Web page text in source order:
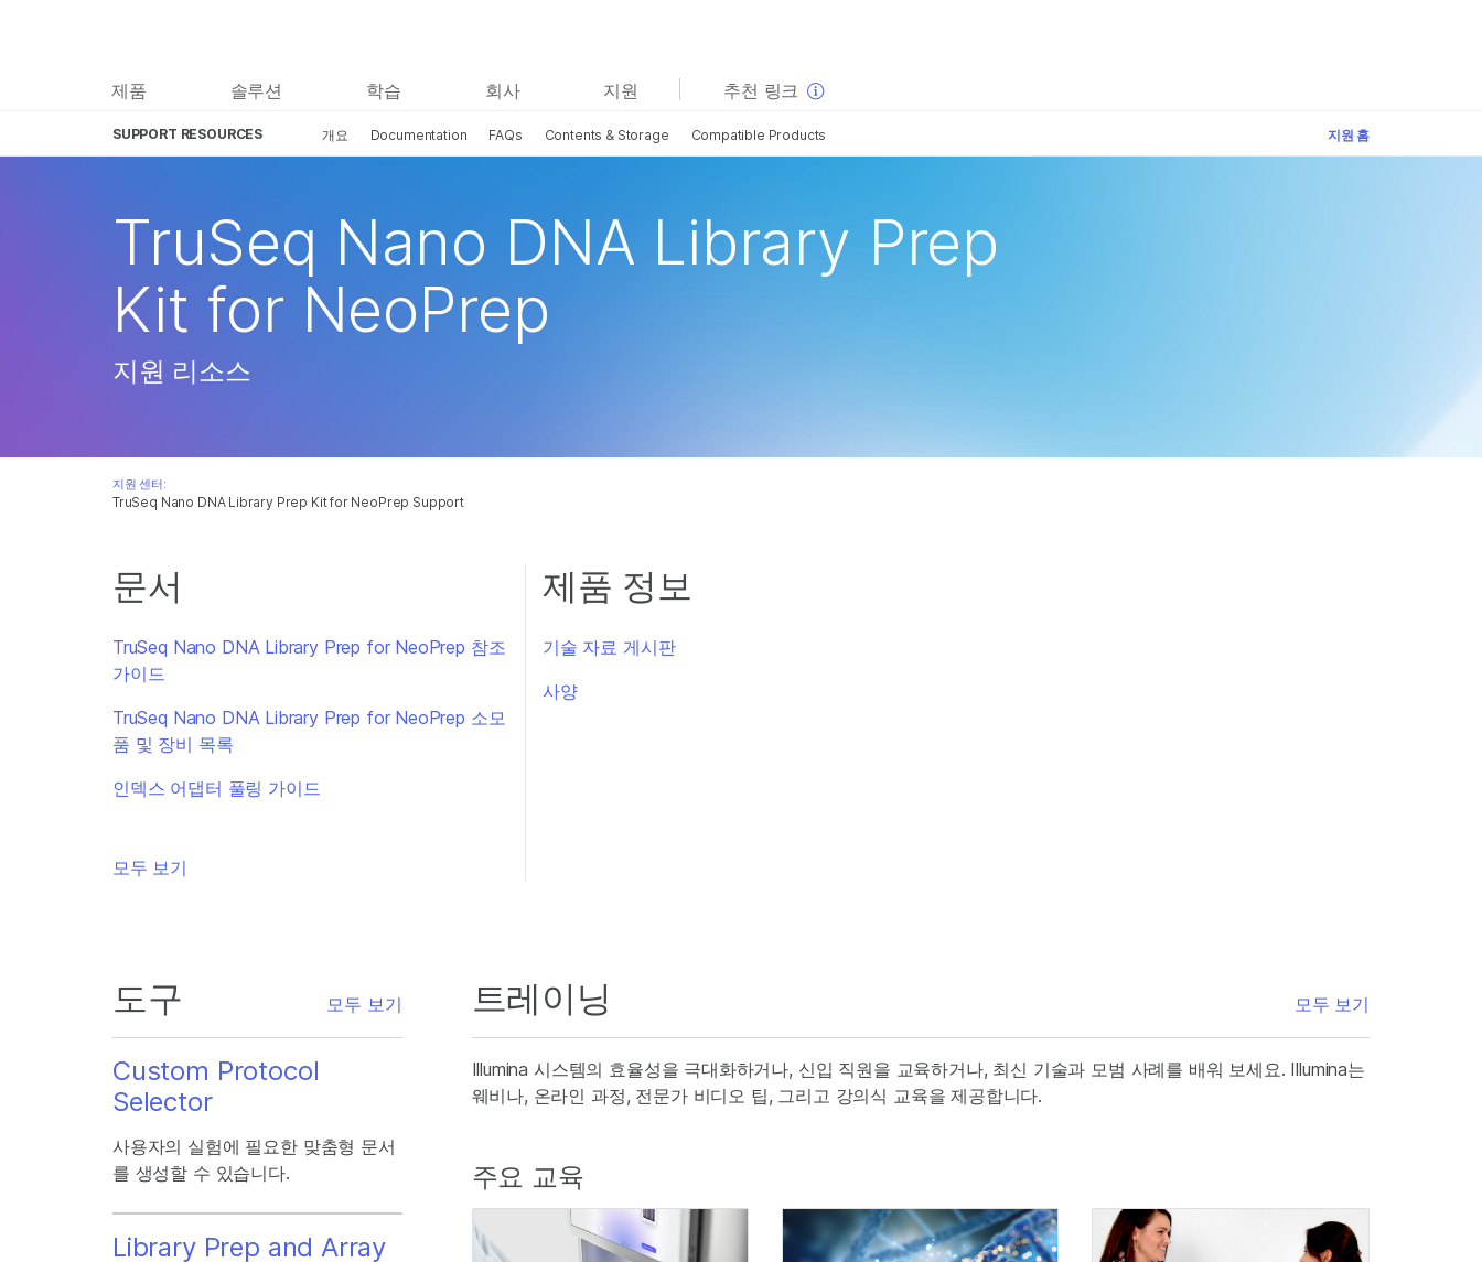
제품 솔루션 학습 회사 지원 추천 링크
SUPPORT RESOURCES 개요 Documentation FAQs Contents & Storage Compatible Products 지원 홈
TruSeq Nano DNA Library Prep Kit for NeoPrep Support
TruSeq Nano DNA Library Prep
Kit for NeoPrep
지원 리소스
지원 센터:
문서
TruSeq Nano DNA Library Prep for NeoPrep 참조
가이드
TruSeq Nano DNA Library Prep for NeoPrep 소모
품 및 장비 목록
인덱스 어댑터 풀링 가이드
모두 보기
제품 정보
기술 자료 게시판
사양
도구 모두 보기
Custom Protocol
Selector
사용자의 실험에 필요한 맞춤형 문서
를 생성할 수 있습니다.
Library Prep and Array
트레이닝 모두 보기
Illumina 시스템의 효율성을 극대화하거나, 신입 직원을 교육하거나, 최신 기술과 모범 사례를 배워 보세요. Illumina는
웨비나, 온라인 과정, 전문가 비디오 팁, 그리고 강의식 교육을 제공합니다.
주요 교육
보다 관련성이 높은 콘텐츠를 확인하실 수 있습니다. 주요
관심 분야를 선택해 주세요:
암 연구
복합 질환 연구
임상 종양학 연구